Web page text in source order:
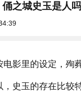
之城史玉是人吗
电影里的设定，殉
，史玉的存在比较